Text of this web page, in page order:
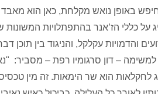
באופן נואש מקלחת, כאן הוא
על כללי הז’אנר בהתפתלויות
והדמויות עקלקל, והניגוד בין
– דון סרגומיו רפת – מסביר:
לחקלאות הוא שר הימאות. זה מין